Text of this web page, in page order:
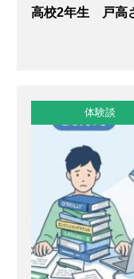
高校2年生 戸高
体験談